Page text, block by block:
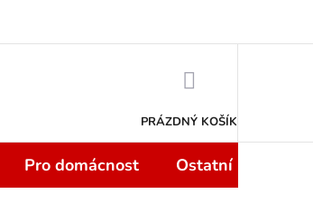
PRÁZDNÝ KOŠÍK
Pro domácnost Ostatní